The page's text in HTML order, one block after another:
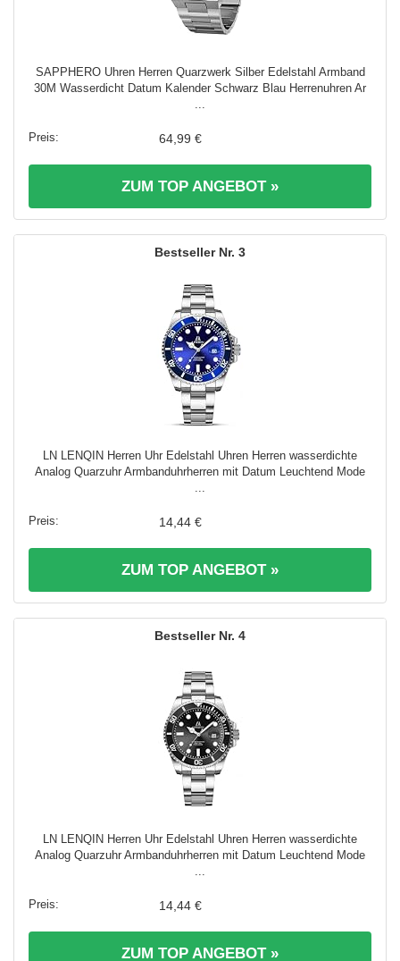
SAPPHERO Uhren Herren Quarzwerk Silber Edelstahl Armband
30M Wasserdicht Datum Kalender Schwarz Blau Herrenuhren Ar
...
64,99 €
ZUM TOP ANGEBOT »
3
LN LENQIN Herren Uhr Edelstahl Uhren Herren wasserdichte
Analog Quarzuhr Armbanduhrherren mit Datum Leuchtend Mode
...
14,44 €
ZUM TOP ANGEBOT »
4
LN LENQIN Herren Uhr Edelstahl Uhren Herren wasserdichte
Analog Quarzuhr Armbanduhrherren mit Datum Leuchtend Mode
...
14,44 €
ZUM TOP ANGEBOT »